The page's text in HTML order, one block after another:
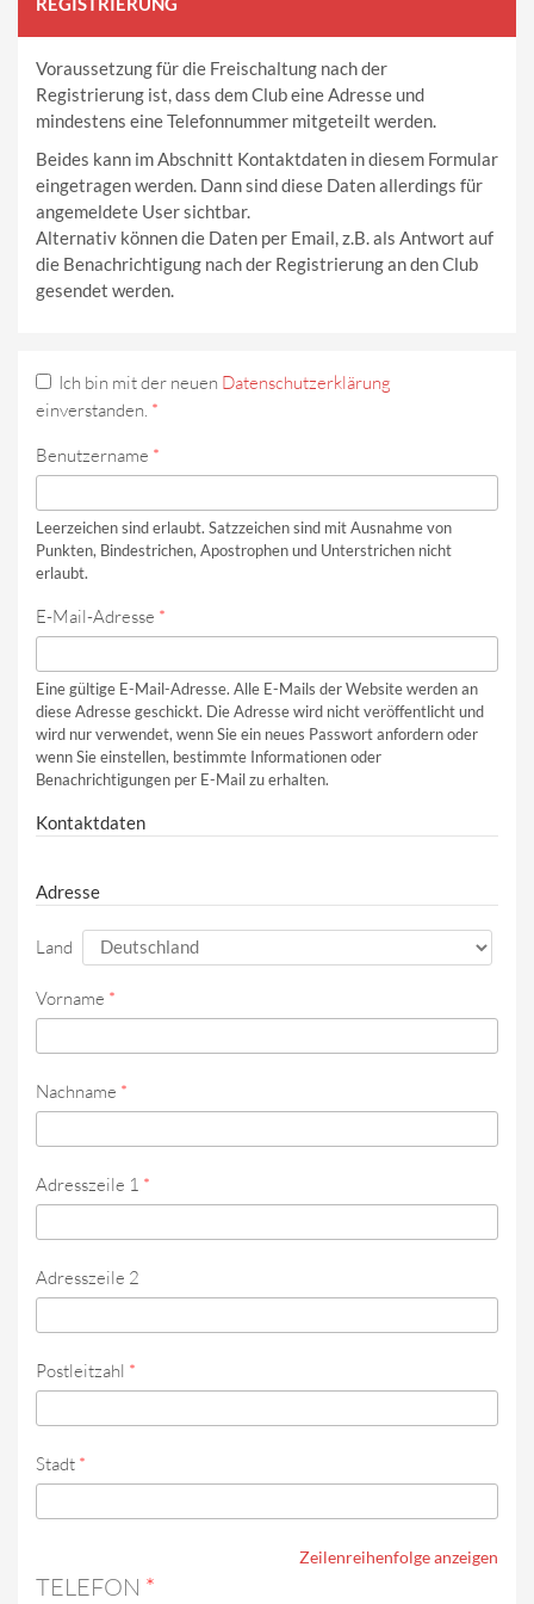
Voraussetzung für die Freischaltung nach der
Registrierung ist, dass dem Club eine Adresse und
mindestens eine Telefonnummer mitgeteilt werden.
Beides kann im Abschnitt Kontaktdaten in diesem Formular
eingetragen werden. Dann sind diese Daten allerdings für
angemeldete User sichtbar.
Alternativ können die Daten per Email, z.B. als Antwort auf
die Benachrichtigung nach der Registrierung an den Club
gesendet werden.
Ich bin mit der neuen Datenschutzerklärung
einverstanden. *
Benutzername *
Leerzeichen sind erlaubt. Satzzeichen sind mit Ausnahme von
Punkten, Bindestrichen, Apostrophen und Unterstrichen nicht
erlaubt.
E-Mail-Adresse *
Eine gültige E-Mail-Adresse. Alle E-Mails der Website werden an
diese Adresse geschickt. Die Adresse wird nicht veröffentlicht und
wird nur verwendet, wenn Sie ein neues Passwort anfordern oder
wenn Sie einstellen, bestimmte Informationen oder
Benachrichtigungen per E-Mail zu erhalten.
Kontaktdaten
Adresse
Land
Vorname *
Nachname *
Adresszeile 1 *
Adresszeile 2
Postleitzahl *
Stadt *
Zeilenreihenfolge anzeigen
TELEFON *